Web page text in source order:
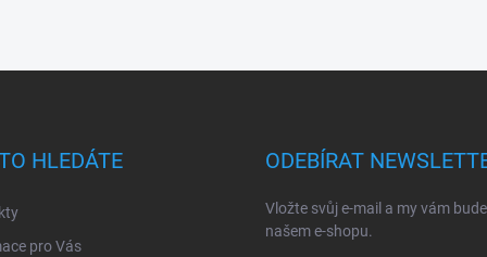
HLEDÁTE
pro Vás
ODEBÍRAT
Vložte svůj e-mail a my vám
našem e-shopu.